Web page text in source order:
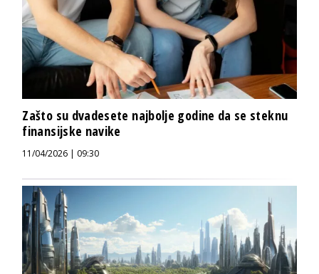
Zašto su dvadesete najbolje godine da se steknu
finansijske navike
11/04/2026 | 09:30